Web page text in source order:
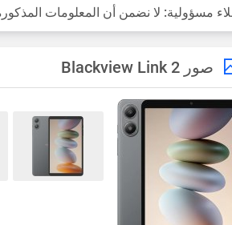
مسؤولية: لا نضمن أن المعلومات
صور Blackview Link 2